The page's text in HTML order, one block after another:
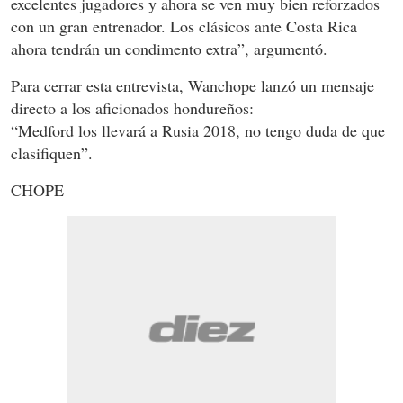
con un gran entrenador. Los clásicos ante Costa Rica
ahora tendrán un condimento extra”, argumentó.
Para cerrar esta entrevista, Wanchope lanzó un mensaje
directo a los aficionados hondureños:
“Medford los llevará a Rusia 2018, no tengo duda de que
clasifiquen”.
CHOPE